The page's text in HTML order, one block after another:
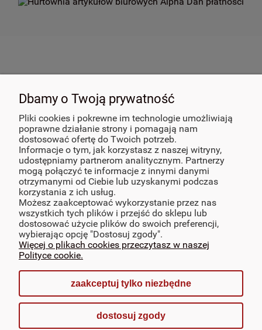
PŁATNOŚCI I DOSTAWA
INFORMACJE
POLECANE
O NAS
MOJE KONTO
pokaż pełną wersję strony
Dbamy o Twoją prywatność
Pliki cookies i pokrewne im technologie umożliwiają
poprawne działanie strony i pomagają nam
dostosować ofertę do Twoich potrzeb.
Informacje o tym, jak korzystasz z naszej witryny,
udostępniamy partnerom analitycznym. Partnerzy
mogą połączyć te informacje z innymi danymi
otrzymanymi od Ciebie lub uzyskanymi podczas
korzystania z ich usług.
Możesz zaakceptować wykorzystanie przez nas
wszystkich tych plików i przejść do sklepu lub
dostosować użycie plików do swoich preferencji,
wybierając opcję "Dostosuj zgody".
Więcej o plikach cookies przeczytasz w naszej
Polityce cookie.
zaakceptuj tylko niezbędne
dostosuj zgody